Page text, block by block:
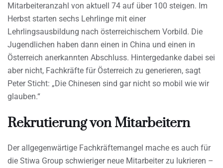
Mitarbeiteranzahl von aktuell 74 auf über 100 steigen. Im
Herbst starten sechs Lehrlinge mit einer
Lehrlingsausbildung nach österreichischem Vorbild. Die
Jugendlichen haben dann einen in China und einen in
Österreich anerkannten Abschluss. Hintergedanke dabei sei
aber nicht, Fachkräfte für Österreich zu generieren, sagt
Peter Sticht: „Die Chinesen sind gar nicht so mobil wie wir
glauben.“
Rekrutierung von Mitarbeitern
Der allgegenwärtige Fachkräftemangel mache es auch für
die Stiwa Group schwieriger neue Mitarbeiter zu lukrieren –